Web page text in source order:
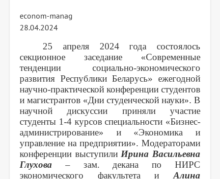
econom-manag
28.04.2024
25 апреля 2024 года состоялось
секционное заседание «Современные
тенденции социально-экономического
развития Республики Беларусь» ежегодной
научно-практической конференции студентов
и магистрантов «Дни студенческой науки». В
научной дискуссии приняли участие
студенты 1-4 курсов специальности «Бизнес-
администрирование» и «Экономика и
управление на предприятии». Модераторами
конференции выступилиИрина Васильевна
Глухова – зам. декана по НИРС
экономического факультета иАлина